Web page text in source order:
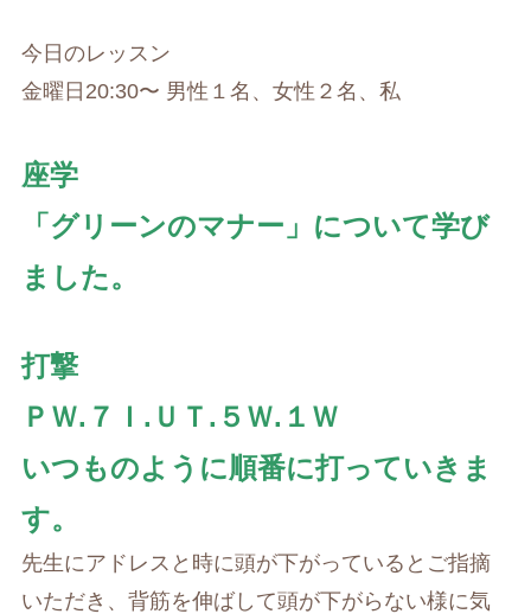
今日のレッスン
金曜日20:30〜 男性１名、女性２名、私
座学
「グリーンのマナー」について学び
ました。
打撃
ＰＷ.７Ｉ.ＵＴ.５Ｗ.１Ｗ
いつものように順番に打っていきま
す。
先生にアドレスと時に頭が下がっているとご指摘
いただき、背筋を伸ばして頭が下がらない様に気